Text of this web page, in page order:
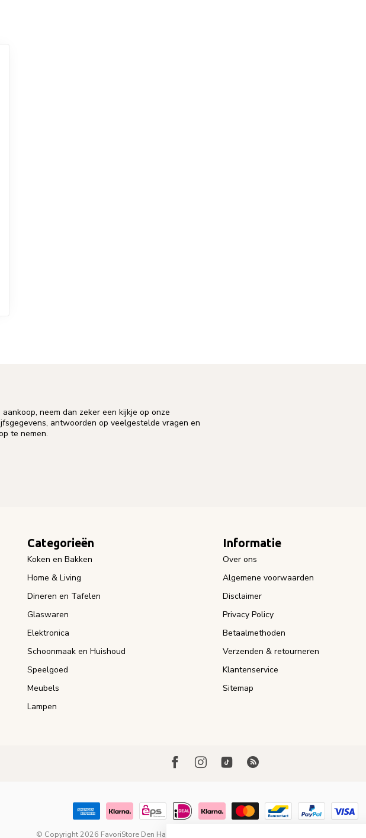
neem dan zeker een kijkje op onze
antwoorden op veelgestelde vragen en
te nemen.
Categorieën
Koken en Bakken
Home & Living
Dineren en Tafelen
Glaswaren
Elektronica
Schoonmaak en Huishoud
Speelgoed
Meubels
Lampen
Informatie
Over ons
Algemene voorwaarden
Disclaimer
Privacy Policy
Betaalmethoden
Verzenden & retourneren
Klantenservice
Sitemap
© Copyright 2026 FavoriStore Den Haag